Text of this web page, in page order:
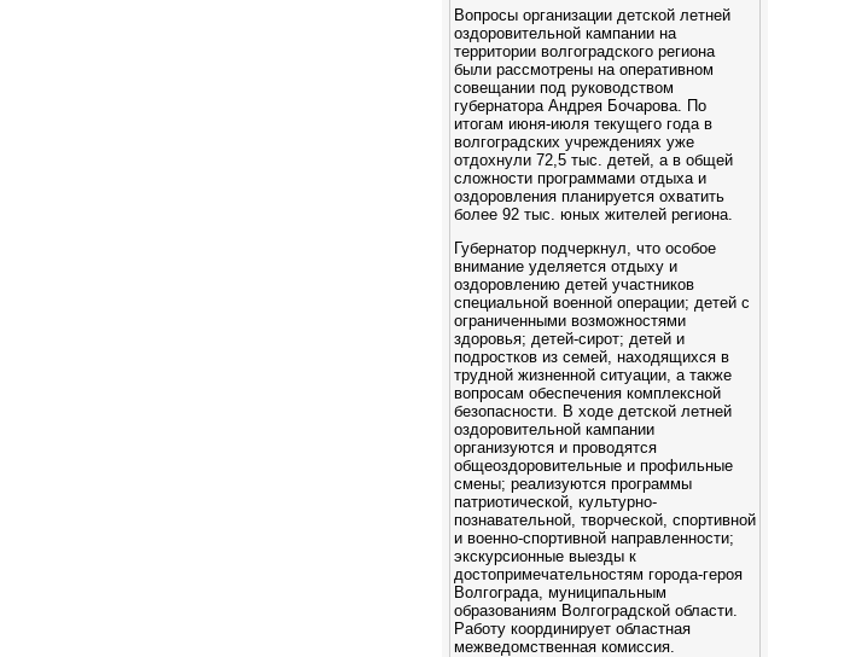
Вопросы организации детской летней
оздоровительной кампании на
территории волгоградского региона
были рассмотрены на оперативном
совещании под руководством
губернатора Андрея Бочарова. По
итогам июня-июля текущего года в
волгоградских учреждениях уже
отдохнули 72,5 тыс. детей, а в общей
сложности программами отдыха и
оздоровления планируется охватить
более 92 тыс. юных жителей региона.
Губернатор подчеркнул, что особое
внимание уделяется отдыху и
оздоровлению детей участников
специальной военной операции; детей с
ограниченными возможностями
здоровья; детей-сирот; детей и
подростков из семей, находящихся в
трудной жизненной ситуации, а также
вопросам обеспечения комплексной
безопасности. В ходе детской летней
оздоровительной кампании
организуются и проводятся
общеоздоровительные и профильные
смены; реализуются программы
патриотической, культурно-
познавательной, творческой, спортивной
и военно-спортивной направленности;
экскурсионные выезды к
достопримечательностям города-героя
Волгограда, муниципальным
образованиям Волгоградской области.
Работу координирует областная
межведомственная комиссия.